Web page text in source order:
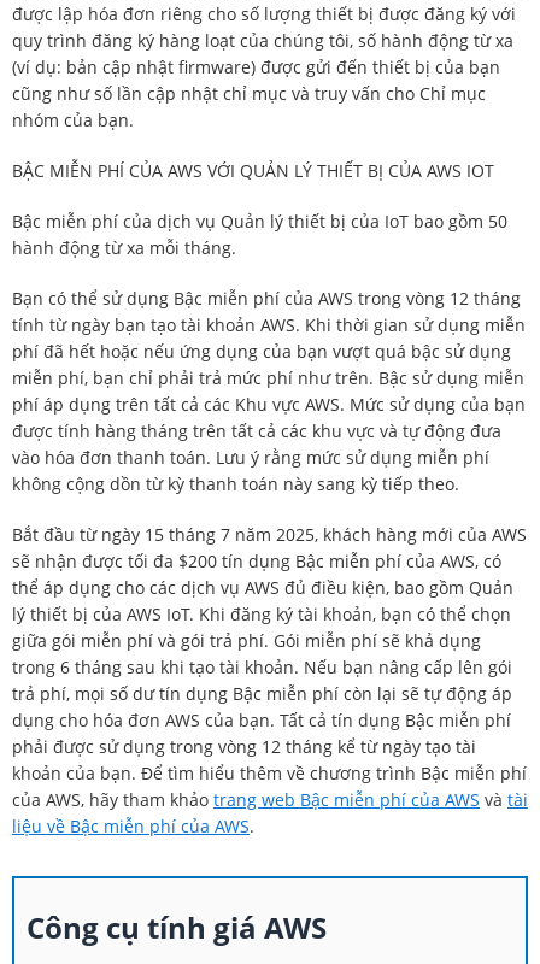
được lập hóa đơn riêng cho số lượng thiết bị được đăng ký với
quy trình đăng ký hàng loạt của chúng tôi, số hành động từ xa
(ví dụ: bản cập nhật firmware) được gửi đến thiết bị của bạn
cũng như số lần cập nhật chỉ mục và truy vấn cho Chỉ mục
nhóm của bạn.
BẬC MIỄN PHÍ CỦA AWS VỚI QUẢN LÝ THIẾT BỊ CỦA AWS IOT
Bậc miễn phí của dịch vụ Quản lý thiết bị của IoT bao gồm 50
hành động từ xa mỗi tháng.
Bạn có thể sử dụng Bậc miễn phí của AWS trong vòng 12 tháng
tính từ ngày bạn tạo tài khoản AWS. Khi thời gian sử dụng miễn
phí đã hết hoặc nếu ứng dụng của bạn vượt quá bậc sử dụng
miễn phí, bạn chỉ phải trả mức phí như trên. Bậc sử dụng miễn
phí áp dụng trên tất cả các Khu vực AWS. Mức sử dụng của bạn
được tính hàng tháng trên tất cả các khu vực và tự động đưa
vào hóa đơn thanh toán. Lưu ý rằng mức sử dụng miễn phí
không cộng dồn từ kỳ thanh toán này sang kỳ tiếp theo.
Bắt đầu từ ngày 15 tháng 7 năm 2025, khách hàng mới của AWS
sẽ nhận được tối đa $200 tín dụng Bậc miễn phí của AWS, có
thể áp dụng cho các dịch vụ AWS đủ điều kiện, bao gồm Quản
lý thiết bị của AWS IoT. Khi đăng ký tài khoản, bạn có thể chọn
giữa gói miễn phí và gói trả phí. Gói miễn phí sẽ khả dụng
trong 6 tháng sau khi tạo tài khoản. Nếu bạn nâng cấp lên gói
trả phí, mọi số dư tín dụng Bậc miễn phí còn lại sẽ tự động áp
dụng cho hóa đơn AWS của bạn. Tất cả tín dụng Bậc miễn phí
phải được sử dụng trong vòng 12 tháng kể từ ngày tạo tài
khoản của bạn. Để tìm hiểu thêm về chương trình Bậc miễn phí
của AWS, hãy tham khảo trang web Bậc miễn phí của AWS và tài
liệu về Bậc miễn phí của AWS.
Công cụ tính giá AWS